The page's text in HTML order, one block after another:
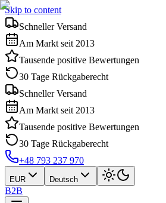
Skip to content
Schneller Versand
Am Markt seit 2013
Tausende positive Bewertungen
30 Tage Rückgaberecht
Schneller Versand
Am Markt seit 2013
Tausende positive Bewertungen
30 Tage Rückgaberecht
+48 793 237 970
EUR Deutsch
B2B